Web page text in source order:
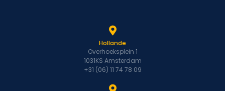
Hollande
Overhoeksplein 1
1031KS Amsterdam
+31 (06) 11 74 78 09